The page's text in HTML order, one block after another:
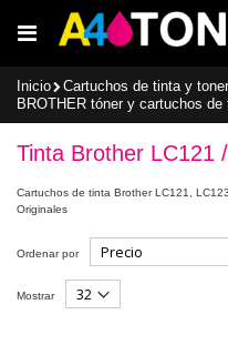
al
contenido
Inicio
Cartuchos de tinta y
BROTHER tóner y cartuchos de
Tinta Brother LC121
Cartuchos de tinta Brother LC121,
Originales
Ordenar por
Mostrar